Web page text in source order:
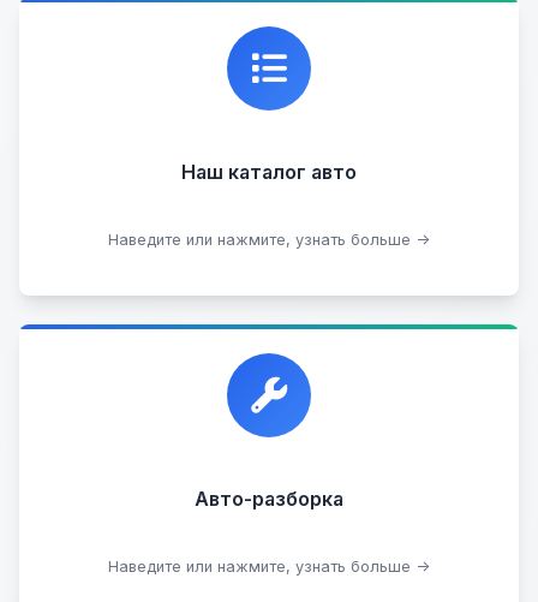
Наш каталог авто
Наведите или нажмите, узнать больше →
Каталог проверенных автомобилей в отличном
состоянии, где вы можете найти подробную
информацию о каждом авто.
Посмотреть каталог
Авто-разборка
Наведите или нажмите, узнать больше →
Прием автомобилей для разборки на запчасти в
любом состоянии.
Сдать на разборку